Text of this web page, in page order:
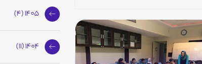
1405 (4)
1404 (11)